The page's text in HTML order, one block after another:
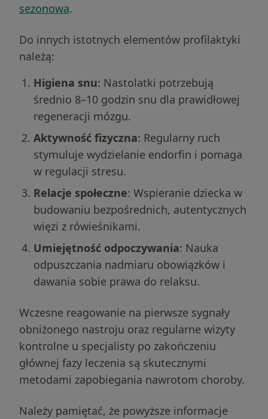
sezonowa.
Do innych istotnych elementów profilaktyki
należą:
Higiena snu: Nastolatki potrzebują
średnio 8–10 godzin snu dla prawidłowej
regeneracji mózgu.
Aktywność fizyczna: Regularny ruch
stymuluje wydzielanie endorfin i pomaga
w regulacji stresu.
Relacje społeczne: Wspieranie dziecka w
budowaniu bezpośrednich, autentycznych
więzi z rówieśnikami.
Umiejętność odpoczywania: Nauka
odpuszczania nadmiaru obowiązków i
dawania sobie prawa do relaksu.
Wczesne reagowanie na pierwsze sygnały
obniżonego nastroju oraz regularne wizyty
kontrolne u specjalisty po zakończeniu
głównej fazy leczenia są skutecznymi
metodami zapobiegania nawrotom choroby.
Należy pamiętać, że powyższe informacje
Szukasz wsparcia z Depresja?
Dobierz terapeutę
4.8on Google